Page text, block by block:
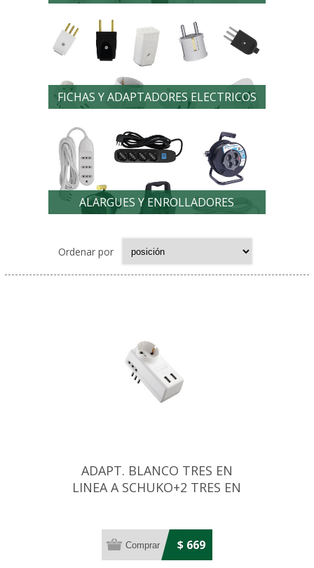
FICHAS Y ADAPTADORES ELECTRICOS
ALARGUES Y ENROLLADORES
Ordenar por
ADAPT. BLANCO TRES EN
LINEA A SCHUKO+2 TRES EN
$ 669